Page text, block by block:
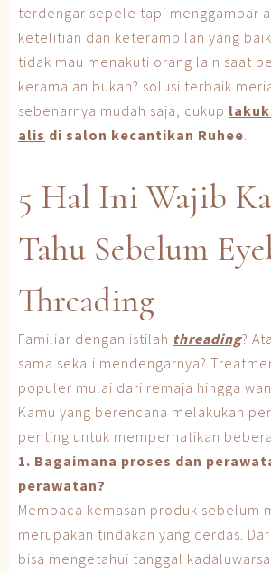
terdengar sepele tapi menggambar
ketelitian dan keterampilan yang
tidak mau menakuti orang lain saat
keramaian bukan? solusi terbaik
sebenarnya mudah saja, cukup
alis di salon kecantikan Ruhee.
5 Hal Ini Wajib
Tahu Sebelum
Threading
Familiar dengan istilah threading?
sama sekali mendengarnya?
populer mulai dari remaja hingga
Kamu yang berencana melakukan
penting untuk memperhatikan
1. Bagaimana proses dan
perawatan?
Membaca kemasan produk sebelum
merupakan tindakan yang cerdas.
bisa mengetahui tanggal